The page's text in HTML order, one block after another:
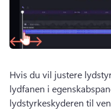
Hvis du vil justere
lydfanen i
lydstyrkeskyderen til